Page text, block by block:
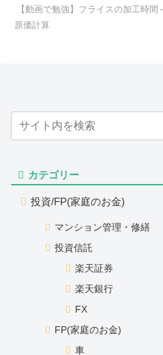
【動画で勉強】フライスの加工時
原価計算
カテゴリー
投資/FP(家庭のお金)
マンション管理・修繕
投資信託
楽天証券
楽天銀行
FX
FP(家庭のお金)
車